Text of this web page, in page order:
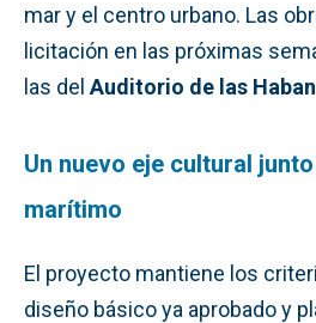
mar y el centro urbano. Las
licitación en las próximas
las del Auditorio de las
Un nuevo eje cultural
marítimo
El proyecto mantiene los
diseño básico ya aprobado y